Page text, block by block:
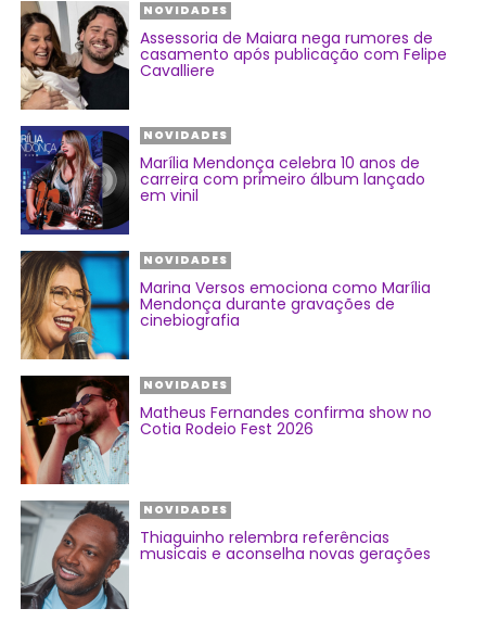
NOVIDADES
Assessoria de Maiara nega rumores de
casamento após publicação com Felipe
Cavalliere
NOVIDADES
Marília Mendonça celebra 10 anos de
carreira com primeiro álbum lançado
em vinil
NOVIDADES
Marina Versos emociona como Marília
Mendonça durante gravações de
cinebiografia
NOVIDADES
Matheus Fernandes confirma show no
Cotia Rodeio Fest 2026
NOVIDADES
Thiaguinho relembra referências
musicais e aconselha novas gerações